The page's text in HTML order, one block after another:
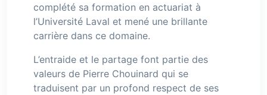
complété sa formation en actuariat à
l’Université Laval et mené une brillante
carrière dans ce domaine.
L’entraide et le partage font partie des
valeurs de Pierre Chouinard qui se
traduisent par un profond respect de ses